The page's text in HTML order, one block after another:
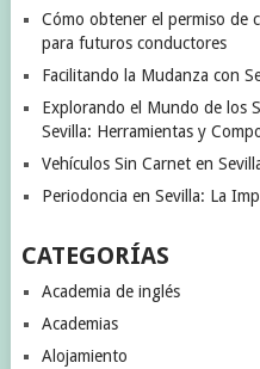
Cómo obtener el permiso de
para futuros conductores
Facilitando la Mudanza con
Explorando el Mundo de los
Sevilla: Herramientas y
Vehículos Sin Carnet en
Periodoncia en Sevilla: La
CATEGORÍAS
Academia de inglés
Academias
Alojamiento